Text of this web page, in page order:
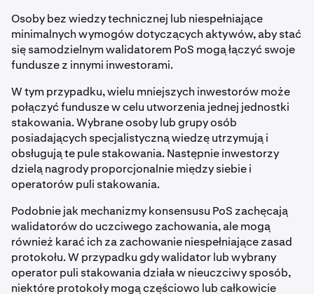
Osoby bez wiedzy technicznej lub niespełniające
minimalnych wymogów dotyczących aktywów, aby stać
się samodzielnym walidatorem PoS mogą łączyć swoje
fundusze z innymi inwestorami.
W tym przypadku, wielu mniejszych inwestorów może
połączyć fundusze w celu utworzenia jednej jednostki
stakowania. Wybrane osoby lub grupy osób
posiadających specjalistyczną wiedzę utrzymują i
obsługują te pule stakowania. Następnie inwestorzy
dzielą nagrody proporcjonalnie między siebie i
operatorów puli stakowania.
Podobnie jak mechanizmy konsensusu PoS zachęcają
walidatorów do uczciwego zachowania, ale mogą
również karać ich za zachowanie niespełniające zasad
protokołu. W przypadku gdy walidator lub wybrany
operator puli stakowania działa w nieuczciwy sposób,
niektóre protokoły mogą częściowo lub całkowicie